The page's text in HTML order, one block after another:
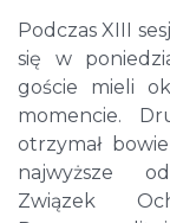
Podczas XIII
się w
goście mieli
momencie.
otrzymał
najwyższe
Związek